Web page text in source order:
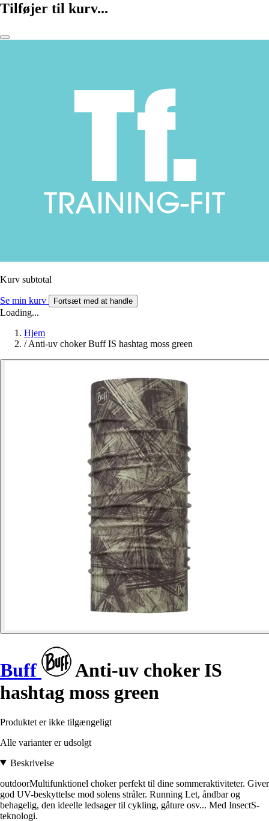
Tilføjer til kurv...
Kurv subtotal
Se min kurv Fortsæt med at handle
Loading...
Hjem
/ Anti-uv choker Buff IS hashtag moss green
Buff
Anti-uv choker IS
hashtag moss green
Produktet er ikke tilgængeligt
Alle varianter er udsolgt
Beskrivelse
outdoorMultifunktionel choker perfekt til dine sommeraktiviteter. Giver
god UV-beskyttelse mod solens stråler. Running Let, åndbar og
behagelig, den ideelle ledsager til cykling, gåture osv... Med InsectS-
teknologi.